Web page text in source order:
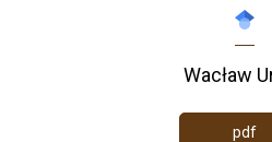
Wacław
pdf